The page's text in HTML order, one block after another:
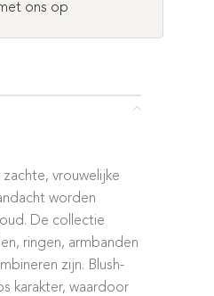
ons op
vrouwelijke
worden
De collectie
ringen, armbanden
zijn. Blush-
karakter, waardoor